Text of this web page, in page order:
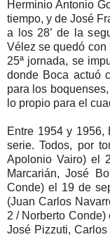
Herminio Antonio
tiempo, y de José
a los 28’ de la
Vélez se quedó con
25ª jornada, se
donde Boca actuó
para los
lo propio para el
Entre 1954 y 1956,
serie. Todos, por
Apolonio Vairo) el
Marcarián, José
Conde) el 19 de
(Juan Carlos
2 / Norberto Conde)
José Pizzuti,